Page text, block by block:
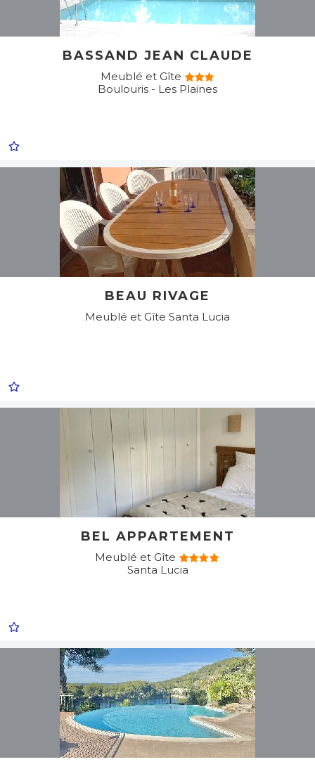
BASSAND JEAN CLAUDE
Meublé et Gîte
Boulouris - Les Plaines
BEAU RIVAGE
Meublé et Gîte Santa Lucia
BEL APPARTEMENT
Meublé et Gîte
Santa Lucia